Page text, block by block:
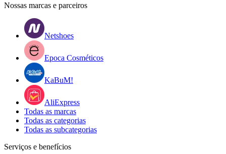
Nossas marcas e parceiros
Netshoes
Epoca Cosméticos
KaBuM!
AliExpress
Todas as marcas
Todas as categorias
Todas as subcategorias
Serviços e benefícios